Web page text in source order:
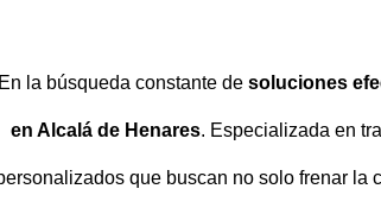
En la búsqueda constante de soluciones
en Alcalá de Henares. Especializada en
que buscan no solo frenar la